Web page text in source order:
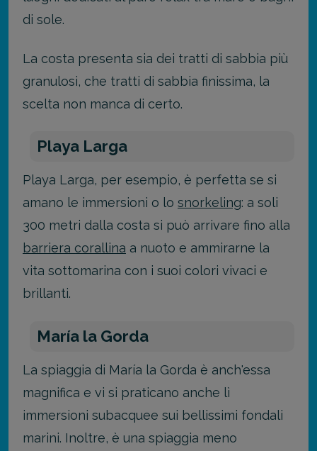
di sole.
La costa presenta sia dei tratti di sabbia più
granulosi, che tratti di sabbia finissima, la
scelta non manca di certo.
Playa Larga
Playa Larga, per esempio, è perfetta se si
amano le immersioni o lo snorkeling: a soli
300 metri dalla costa si può arrivare fino alla
barriera corallina a nuoto e ammirarne la
vita sottomarina con i suoi colori vivaci e
brillanti.
María la Gorda
La spiaggia di María la Gorda è anch'essa
magnifica e vi si praticano anche lì
immersioni subacquee sui bellissimi fondali
marini. Inoltre, è una spiaggia meno